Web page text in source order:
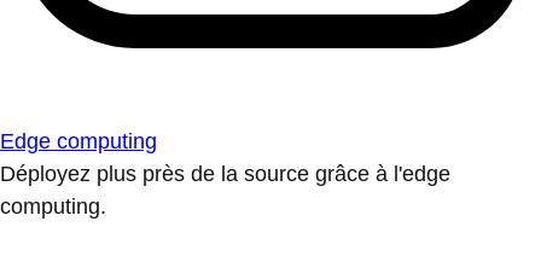
Edge computing
Déployez plus près de la source grâce à l'edge
computing.